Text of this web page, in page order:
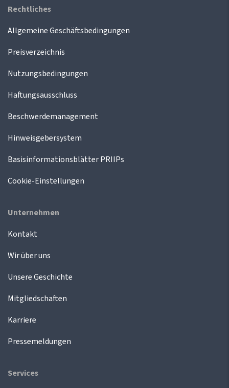
Rechtliches
Allgemeine Geschäftsbedingungen
Preisverzeichnis
Nutzungsbedingungen
Haftungsausschluss
Beschwerdemanagement
Hinweisgebersystem
Basisinformationsblätter PRIIPs
Cookie-Einstellungen
Unternehmen
Kontakt
Wir über uns
Unsere Geschichte
Mitgliedschaften
Karriere
Pressemeldungen
Services